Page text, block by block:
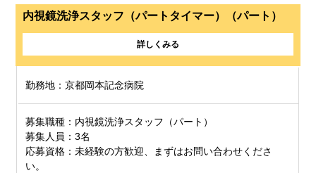
内視鏡洗浄スタッフ（パートタイマー）（パート）
詳しくみる
勤務地：京都岡本記念病院
募集職種：内視鏡洗浄スタッフ（パート）
募集人員：3名
応募資格：未経験の方歓迎、まずはお問い合わせくださ
い。